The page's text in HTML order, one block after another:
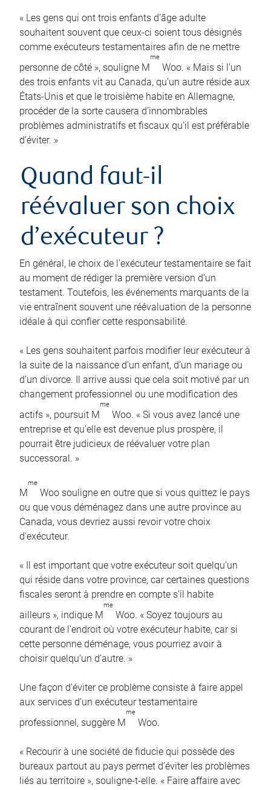
« Les gens qui ont trois enfants d’âge adulte
souhaitent souvent que ceux-ci soient tous désignés
comme exécuteurs testamentaires afin de ne mettre
personne de côté », souligne M
me
Woo. « Mais si l’un
des trois enfants vit au Canada, qu’un autre réside aux
États-Unis et que le troisième habite en Allemagne,
procéder de la sorte causera d’innombrables
problèmes administratifs et fiscaux qu’il est préférable
d’éviter. »
Quand faut-il
réévaluer son choix
d’exécuteur ?
En général, le choix de l’exécuteur testamentaire se fait
au moment de rédiger la première version d’un
testament. Toutefois, les événements marquants de la
vie entraînent souvent une réévaluation de la personne
idéale à qui confier cette responsabilité.
« Les gens souhaitent parfois modifier leur exécuteur à
la suite de la naissance d’un enfant, d’un mariage ou
d’un divorce. Il arrive aussi que cela soit motivé par un
changement professionnel ou une modification des
actifs », poursuit M
me
Woo. « Si vous avez lancé une
entreprise et qu’elle est devenue plus prospère, il
pourrait être judicieux de réévaluer votre plan
successoral. »
M
me
Woo souligne en outre que si vous quittez le pays
ou que vous déménagez dans une autre province au
Canada, vous devriez aussi revoir votre choix
d’exécuteur.
« Il est important que votre exécuteur soit quelqu’un
qui réside dans votre province, car certaines questions
fiscales seront à prendre en compte s’il habite
ailleurs », indique M
me
Woo. « Soyez toujours au
courant de l’endroit où votre exécuteur habite, car si
cette personne déménage, vous pourriez avoir à
choisir quelqu’un d’autre. »
Une façon d’éviter ce problème consiste à faire appel
aux services d’un exécuteur testamentaire
professionnel, suggère M
me
Woo.
« Recourir à une société de fiducie qui possède des
bureaux partout au pays permet d’éviter les problèmes
liés au territoire », souligne-t-elle. « Faire affaire avec